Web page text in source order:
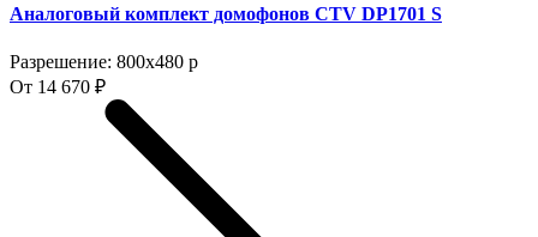
Аналоговый комплект домофонов CTV DP1701 S
Разрешение: 800x480 p
От 14 670 ₽